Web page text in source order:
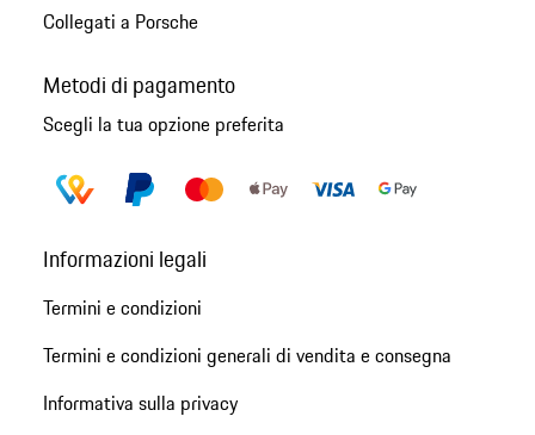
Collegati a Porsche
Metodi di pagamento
Scegli la tua opzione preferita
Informazioni legali
Termini e condizioni
Termini e condizioni generali di vendita e consegna
Informativa sulla privacy